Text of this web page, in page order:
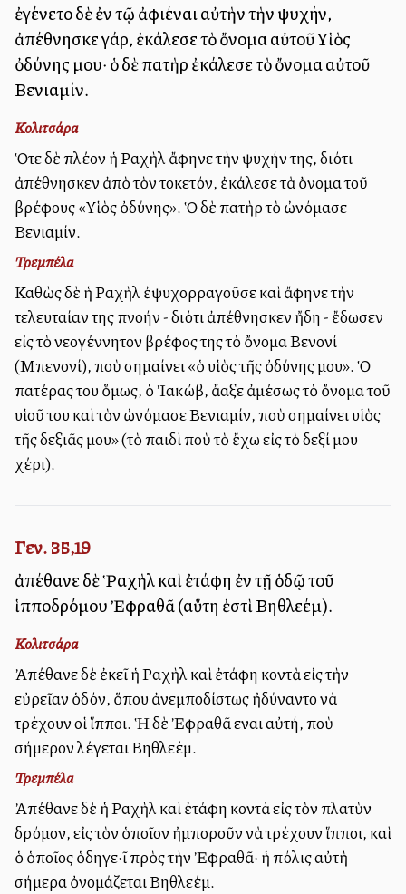
ἐγένετο δὲ ἐν τῷ ἀφιέναι αὐτὴν τὴν ψυχήν,
ἀπέθνησκε γάρ, ἐκάλεσε τὸ ὄνομα αὐτοῦ Υἱὸς
ὀδύνης μου· ὁ δὲ πατὴρ ἐκάλεσε τὸ ὄνομα αὐτοῦ
Βενιαμίν.
Κολιτσάρα
Ὁτε δὲ πλέον ἡ Ραχὴλ ἄφηνε τὴν ψυχήν της, διότι
ἀπέθνησκεν ἀπὸ τὸν τοκετόν, ἐκάλεσε τὰ ὄνομα τοῦ
βρέφους «Υἱὸς ὀδύνης». Ὁ δὲ πατὴρ τὸ ὠνόμασε
Βενιαμίν.
Τρεμπέλα
Καθὼς δὲ ἡ Ραχὴλ ἐψυχορραγοῦσε καὶ ἄφηνε τὴν
τελευταίαν της πνοήν - διότι ἀπέθνησκεν ἤδη - ἔδωσεν
εἰς τὸ νεογέννητον βρέφος της τὸ ὄνομα Βενονί
(Μπενονί), ποὺ σημαίνει «ὁ υἱὸς τῆς ὀδύνης μου». Ὁ
πατέρας του ὅμως, ὁ Ἰακώβ, ἄλλαξε ἀμέσως τὸ ὄνομα τοῦ
υἱοῦ του καὶ τὸν ὠνόμασε Βενιαμίν, ποὺ σημαίνει υἱὸς
τῆς δεξιᾶς μου» (τὸ παιδὶ ποὺ τὸ ἔχω εἰς τὸ δεξί μου
χέρι).
Γεν. 35,19
ἀπέθανε δὲ Ῥαχὴλ καὶ ἐτάφη ἐν τῇ ὁδῷ τοῦ
ἱπποδρόμου Ἐφραθᾶ (αὕτη ἐστὶ Βηθλεέμ).
Κολιτσάρα
Ἀπέθανε δὲ ἐκεῖ ἡ Ραχὴλ καὶ ἐτάφη κοντὰ εἰς τὴν
εὐρεῖαν ὁδόν, ὅπου ἀνεμποδίστως ἠδύναντο νὰ
τρέχουν οἱ ἵπποι. Ἡ δὲ Ἐφραθᾶ εἶναι αὐτή, ποὺ
σήμερον λέγεται Βηθλεέμ.
Τρεμπέλα
Ἀπέθανε δὲ ἡ Ραχὴλ καὶ ἐτάφη κοντὰ εἰς τὸν πλατὺν
δρόμον, εἰς τὸν ὁποῖον ἠμποροῦν νὰ τρέχουν ἵπποι, καὶ
ὁ ὁποῖος ὁδηγε·ῖ πρὸς τὴν Ἐφραθᾶ· ἡ πόλις αὐτὴ
σήμερα ὀνομάζεται Βηθλεέμ.